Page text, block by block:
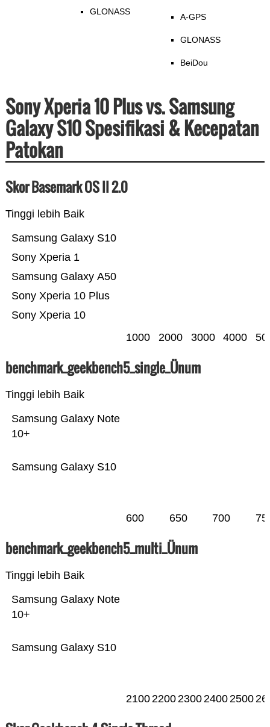
GLONASS
A-GPS
GLONASS
BeiDou
Sony Xperia 10 Plus vs. Samsung
Galaxy S10 Spesifikasi & Kecepatan
Patokan
Skor Basemark OS II 2.0
Tinggi lebih Baik
Sony Xperia 10
Sony Xperia 10 Plus
Samsung Galaxy A50
Sony Xperia 1
Samsung Galaxy S10
1000 2000 3000 4000
benchmark_geekbench5_single_Ünum
Tinggi lebih Baik
Samsung Galaxy S10
Samsung Galaxy Note
10+
600 650 700
benchmark_geekbench5_multi_Ünum
Tinggi lebih Baik
Samsung Galaxy S10
Samsung Galaxy Note
10+
21002200230024002500